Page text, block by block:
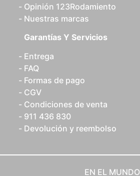
Opinión 123Rodamiento
Nuestras marcas
Garantías Y Servicios
Entrega
FAQ
Formas de pago
CGV
Condiciones de venta
911 436 830
Devolución y reembolso
EN EL MUNDO